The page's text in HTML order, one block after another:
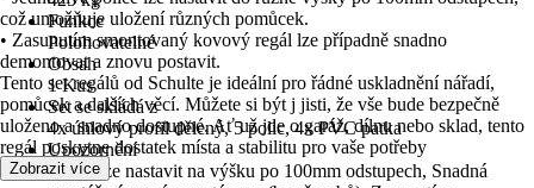
Funkce
Polohovatelné
Obsah
1 Kus
Set se skládá z
4x úhlový profil dělený, 5 polic, 4x PVC patka
Upozornění
Police lze nastavit na výšku po 100mm odstupech, Snadná
což umožňuje uložení různých pomůcek.
• Zasunutím smontovaný kovový regál lze případně snadno
demontovat a znovu postavit.
Tento set regálů od Schulte je ideální pro řádné uskladnění nářadí,
pomůcek a dalších věcí. Můžete si být j jisti, že vše bude bezpečně
uloženo a snadno dostupné. Ať už jde o garáž, dílnu nebo sklad, tento
regál poskytne dostatek místa a stabilitu pro vaše potřeby
Zobrazit více